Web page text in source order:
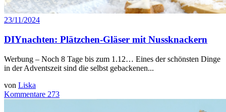
23/11/2024
DIYnachten: Plätzchen-Gläser mit Nussknackern
Werbung – Noch 8 Tage bis zum 1.12… Eines der schönsten Dinge
in der Adventszeit sind die selbst gebackenen...
von Liska
Kommentare 273